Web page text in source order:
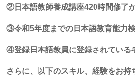
②日本語教師養成講座420時間修了
③令和5年度までの日本語教育能力
④登録日本語教員に登録されている
さらに、以下のスキル、経験をお持